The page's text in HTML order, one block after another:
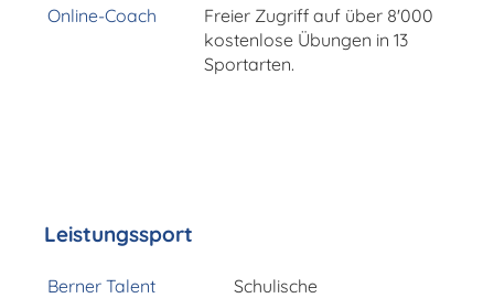
Online-Coach
Freier Zugriff auf über 8'000
kostenlose Übungen in 13
Sportarten.
Leistungssport
Berner Talent
Schulische